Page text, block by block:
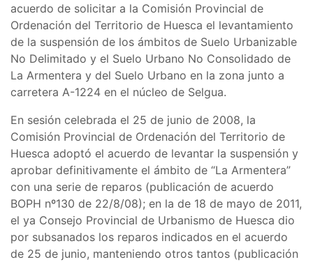
acuerdo de solicitar a la Comisión Provincial de
Ordenación del Territorio de Huesca el levantamiento
de la suspensión de los ámbitos de Suelo Urbanizable
No Delimitado y el Suelo Urbano No Consolidado de
La Armentera y del Suelo Urbano en la zona junto a
carretera A-1224 en el núcleo de Selgua.
En sesión celebrada el 25 de junio de 2008, la
Comisión Provincial de Ordenación del Territorio de
Huesca adoptó el acuerdo de levantar la suspensión y
aprobar definitivamente el ámbito de “La Armentera”
con una serie de reparos (publicación de acuerdo
BOPH nº130 de 22/8/08); en la de 18 de mayo de 2011,
el ya Consejo Provincial de Urbanismo de Huesca dio
por subsanados los reparos indicados en el acuerdo
de 25 de junio, manteniendo otros tantos (publicación